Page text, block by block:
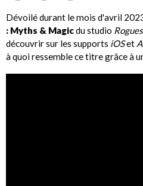
Dévoilé durant le mois d'avril
: Myths & Magicdu studio
découvrir sur les supports iOSet
à quoi ressemble ce titre grâce à